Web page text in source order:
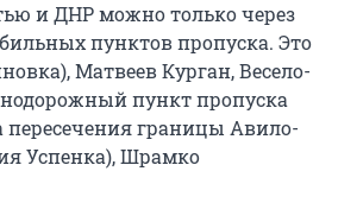
и ДНР можно только через
пунктов пропуска. Это
Матвеев Курган, Весело-
пункт пропуска
пересечения границы Авило-
Успенка), Шрамко